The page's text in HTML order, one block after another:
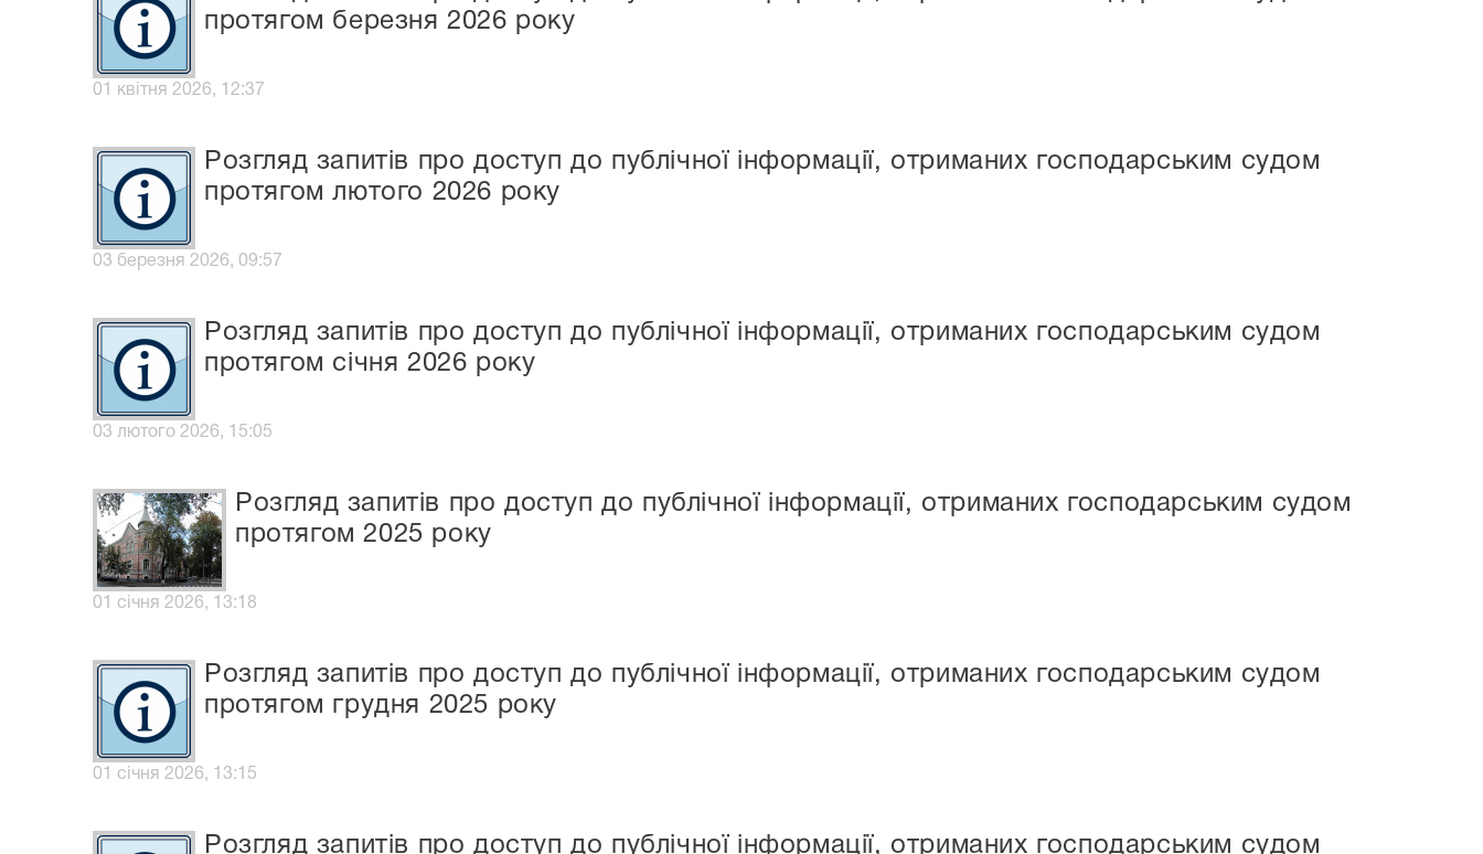
протягом березня 2026 року
01 квітня 2026, 12:37
Розгляд запитів про доступ до публічної інформації, отриманих господарським судом
протягом лютого 2026 року
03 березня 2026, 09:57
Розгляд запитів про доступ до публічної інформації, отриманих господарським судом
протягом січня 2026 року
03 лютого 2026, 15:05
Розгляд запитів про доступ до публічної інформації, отриманих господарським судом
протягом 2025 року
01 січня 2026, 13:18
Розгляд запитів про доступ до публічної інформації, отриманих господарським судом
протягом грудня 2025 року
01 січня 2026, 13:15
Розгляд запитів про доступ до публічної інформації, отриманих господарським судом